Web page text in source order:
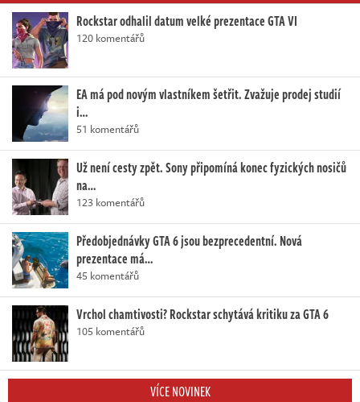
Rockstar odhalil datum velké prezentace GTA VI
120 komentářů
EA má pod novým vlastníkem šetřit. Zvažuje prodej studií
i…
51 komentářů
Už není cesty zpět. Sony připomíná konec fyzických nosičů
na…
123 komentářů
Předobjednávky GTA 6 jsou bezprecedentní. Nová
prezentace má…
45 komentářů
Vrchol chamtivosti? Rockstar schytává kritiku za GTA 6
105 komentářů
VÍCE NOVINEK